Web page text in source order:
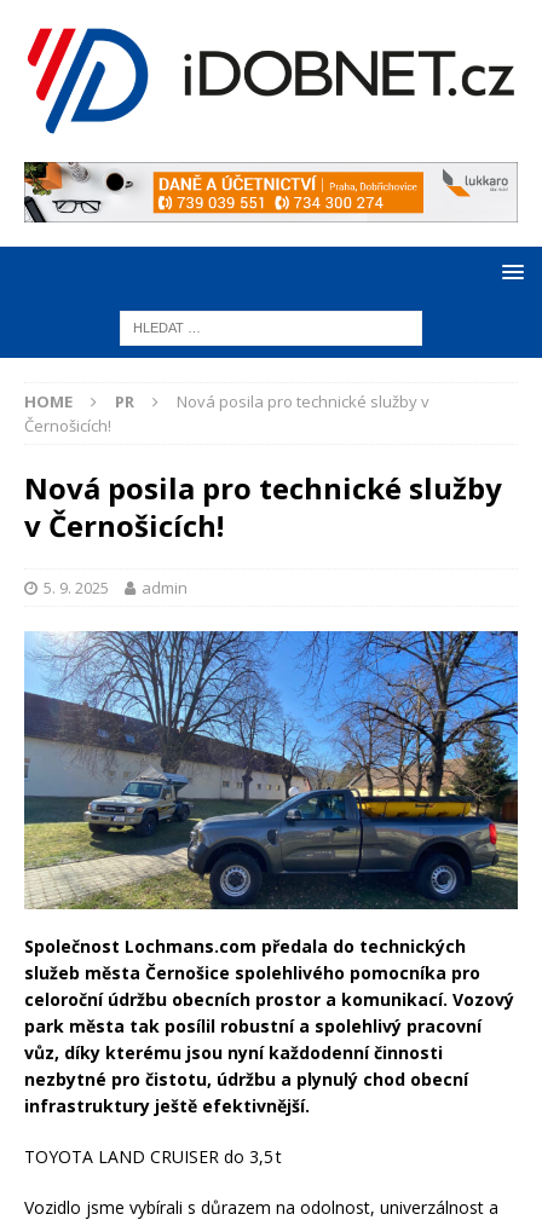
HOME PR
Nová posila pro technické služby v
Černošicích!
Nová posila pro technické služby
v Černošicích!
5. 9. 2025 admin
Společnost Lochmans.com předala do technických
služeb města Černošice spolehlivého pomocníka pro
celoroční údržbu obecních prostor a komunikací. Vozový
park města tak posílil robustní a spolehlivý pracovní
vůz, díky kterému jsou nyní každodenní činnosti
nezbytné pro čistotu, údržbu a plynulý chod obecní
infrastruktury ještě efektivnější.
TOYOTA LAND CRUISER do 3,5 t
Vozidlo jsme vybírali s důrazem na odolnost, univerzálnost a